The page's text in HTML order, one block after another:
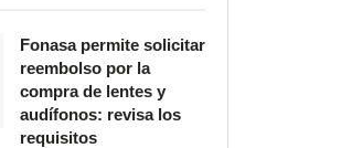
Fonasa permite solicitar
reembolso por la
compra de lentes y
audífonos: revisa los
requisitos